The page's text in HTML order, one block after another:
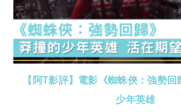
【阿T影評】電影《蜘蛛俠：強勢
少年英雄